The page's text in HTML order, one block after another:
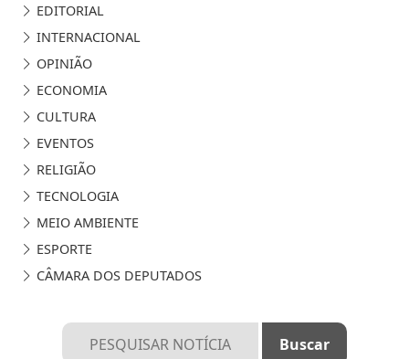
EDITORIAL
INTERNACIONAL
OPINIÃO
ECONOMIA
CULTURA
EVENTOS
RELIGIÃO
TECNOLOGIA
MEIO AMBIENTE
ESPORTE
CÂMARA DOS DEPUTADOS